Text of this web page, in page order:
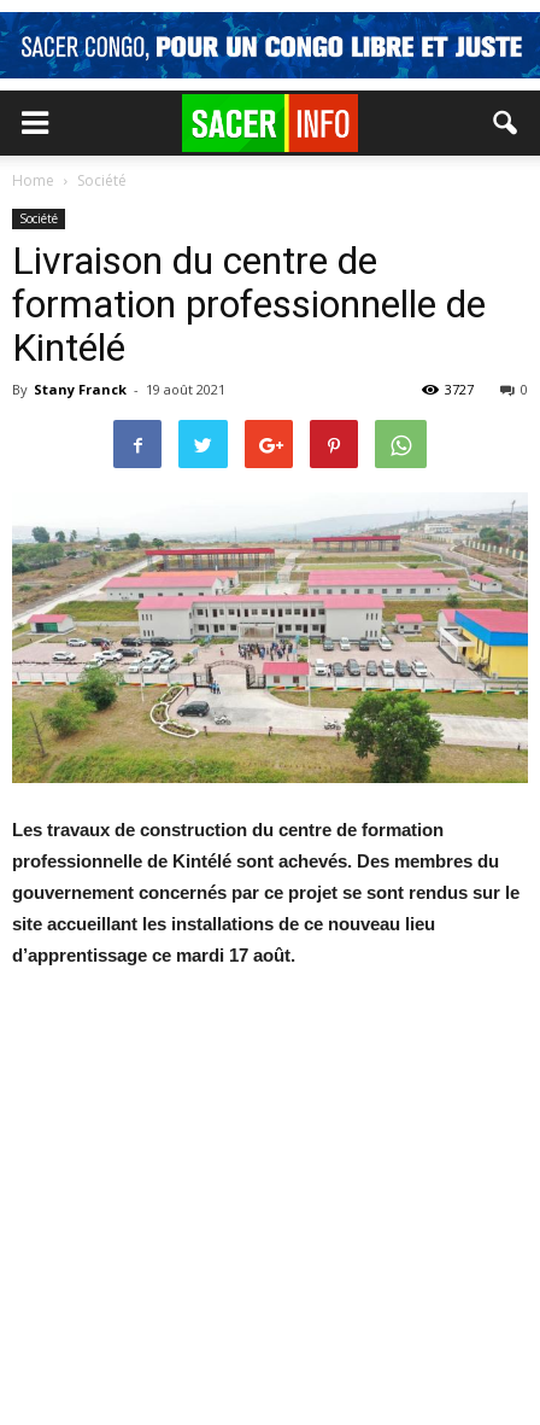
Home Société
Société
Livraison du centre de
formation professionnelle de
Kintélé
By Stany Franck - 19 août 2021 0
3727
Les travaux de construction du centre de formation
professionnelle de Kintélé sont achevés. Des membres du
gouvernement concernés par ce projet se sont rendus sur le
site accueillant les installations de ce nouveau lieu
d’apprentissage ce mardi 17 août.